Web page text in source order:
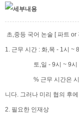
초,중등 국어 논술 [ 파트 or
1. 근무 시간 : 화,목 - 1시 ~ 8
토,일 - 9시 ~ 9시
% 근무 시간은 시험 기
니다. 그러나 미리 협의 후
2. 필요한 인재상